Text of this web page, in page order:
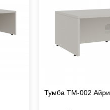
Тумба ТМ-002 Айри